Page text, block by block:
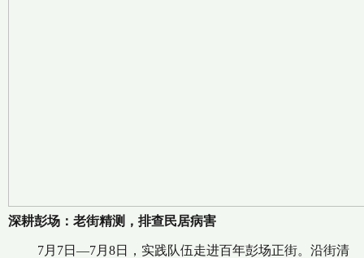
深耕彭场：老街精测，排查民居病害
7月7日—7月8日，实践队伍走进百年彭场正街。沿街清